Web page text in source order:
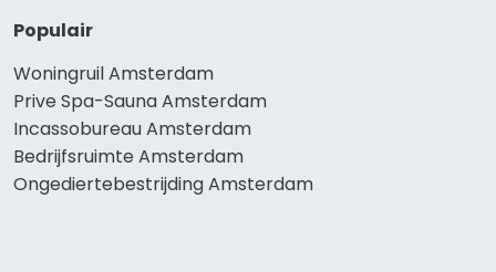
Populair
Woningruil Amsterdam
Prive Spa-Sauna Amsterdam
Incassobureau Amsterdam
Bedrijfsruimte Amsterdam
Ongediertebestrijding Amsterdam